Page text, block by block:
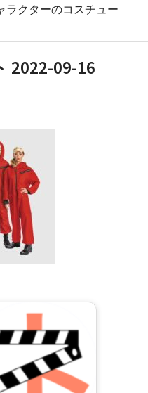
クターのコスチュー
09-16